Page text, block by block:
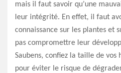
mais il faut savoir qu’une
leur intégrité. En effet, il faut
connaissance sur les plantes et
pas compromettre leur
Saubens, confiez la taille de vos
pour éviter le risque de